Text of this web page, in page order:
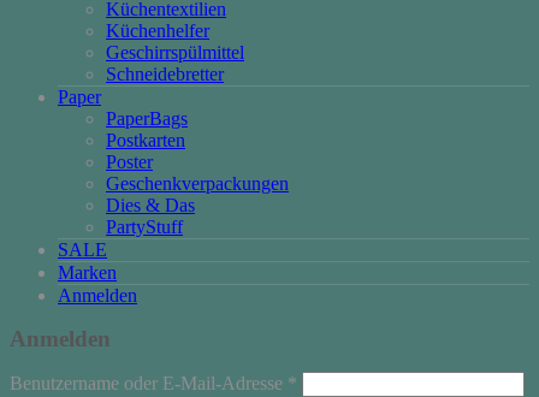
Küchentextilien
Küchenhelfer
Geschirrspülmittel
Schneidebretter
Paper
PaperBags
Postkarten
Poster
Geschenkverpackungen
Dies & Das
PartyStuff
SALE
Marken
Anmelden
Anmelden
Benutzername oder E-Mail-Adresse *